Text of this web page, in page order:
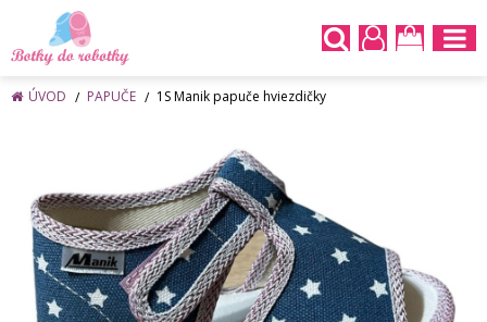
ÚVOD PAPUČE 1S Manik papuče hviezdičky